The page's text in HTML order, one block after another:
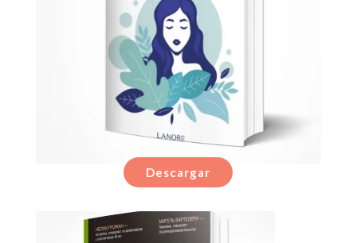
Descargar